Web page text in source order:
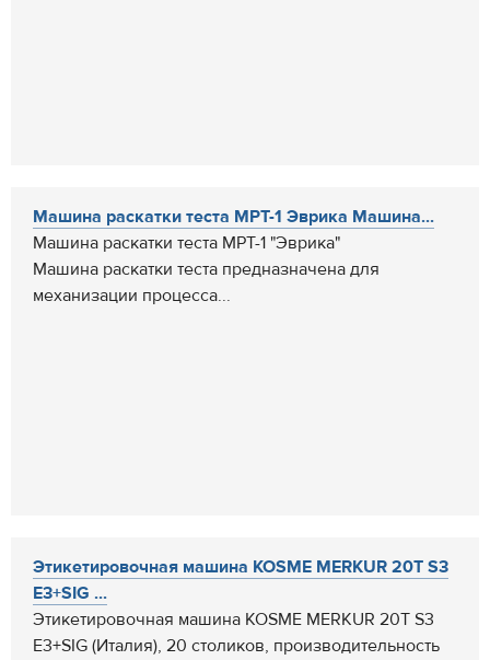
Машина раскатки теста МРТ-1 Эврика Машина...
Машина раскатки теста МРТ-1 "Эврика"
Машина раскатки теста предназначена для
механизации процесса...
Этикетировочная машина KOSME MERKUR 20Т S3
E3+SIG ...
Этикетировочная машина KOSME MERKUR 20Т S3
E3+SIG (Италия), 20 столиков, производительность